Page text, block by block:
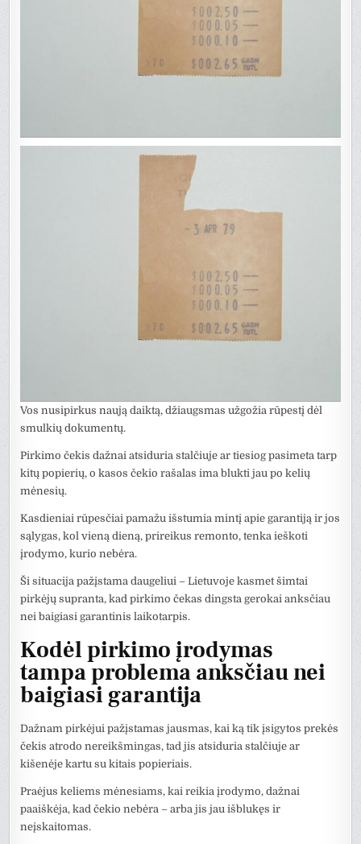
Vos nusipirkus naują daiktą, džiaugsmas užgožia rūpestį dėl
smulkių dokumentų.
Pirkimo čekis dažnai atsiduria stalčiuje ar tiesiog pasimeta tarp
kitų popierių, o kasos čekio rašalas ima blukti jau po kelių
mėnesių.
Kasdieniai rūpesčiai pamažu išstumia mintį apie garantiją ir jos
sąlygas, kol vieną dieną, prireikus remonto, tenka ieškoti
įrodymo, kurio nebėra.
Ši situacija pažįstama daugeliui – Lietuvoje kasmet šimtai
pirkėjų supranta, kad pirkimo čekas dingsta gerokai anksčiau
nei baigiasi garantinis laikotarpis.
Kodėl pirkimo įrodymas
tampa problema anksčiau nei
baigiasi garantija
Dažnam pirkėjui pažįstamas jausmas, kai ką tik įsigytos prekės
čekis atrodo nereikšmingas, tad jis atsiduria stalčiuje ar
kišenėje kartu su kitais popieriais.
Praėjus keliems mėnesiams, kai reikia įrodymo, dažnai
paaiškėja, kad čekio nebėra – arba jis jau išblukęs ir
neįskaitomas.